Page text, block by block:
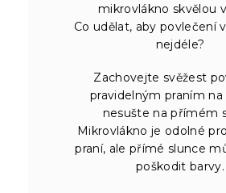
mikrovlákno skvělou
Co udělat, aby povlečení
nejdéle?
Zachovejte svěžest
pravidelným praním na
nesušte na přímém
Mikrovlákno je odolné
praní, ale přímé slunce
poškodit barvy.